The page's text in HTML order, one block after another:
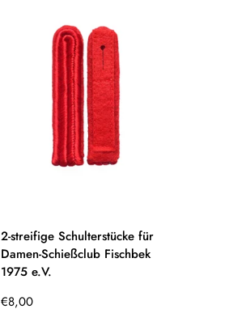
2-streifige Schulterstücke für
Damen-Schießclub Fischbek
1975 e.V.
Regulärer
€8,00